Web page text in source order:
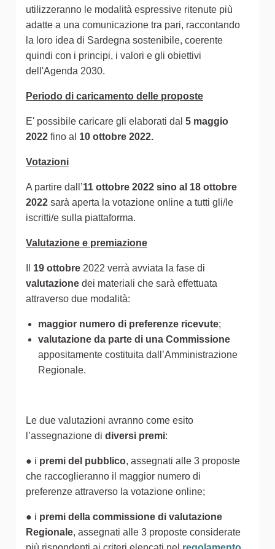
utilizzeranno le modalità espressive ritenute più
adatte a una comunicazione tra pari, raccontando
la loro idea di Sardegna sostenibile, coerente
quindi con i principi, i valori e gli obiettivi
dell'Agenda 2030.
Periodo di caricamento delle proposte
E' possibile caricare gli elaborati dal 5 maggio
2022 fino al 10 ottobre 2022.
Votazioni
A partire dall’11 ottobre 2022 sino al 18 ottobre
2022 sarà aperta la votazione online a tutti gli/le
iscritti/e sulla piattaforma.
Valutazione e premiazione
19 ottobre 2022 verrà avviata la fase di
valutazione dei materiali che sarà effettuata
attraverso due modalità:
maggior numero di preferenze ricevute;
valutazione da parte di una Commissione
appositamente costituita dall’Amministrazione
Regionale.
Le due valutazioni avranno come esito
l’assegnazione di diversi premi:
● i premi del pubblico, assegnati alle 3 proposte
che raccoglieranno il maggior numero di
preferenze attraverso la votazione online;
● i premi della commissione di valutazione
Regionale, assegnati alle 3 proposte considerate